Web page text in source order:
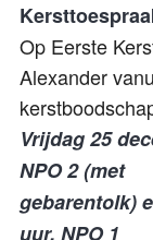
Op Eerste
Alexander
Vrijdag 25
NPO 2 (met
gebarentolk)
uur, NPO 1